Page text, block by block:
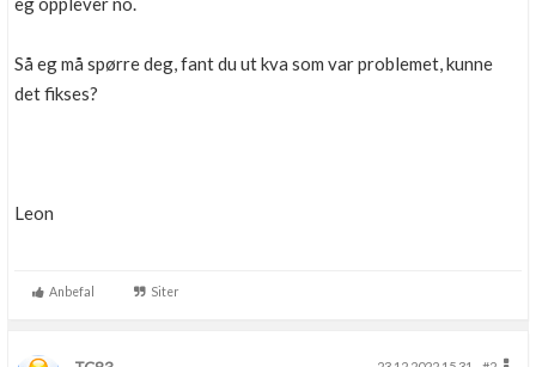
Så eg må spørre deg, fant du ut kva som var problemet, kunne
det fikses?
Leon
Anbefal Siter